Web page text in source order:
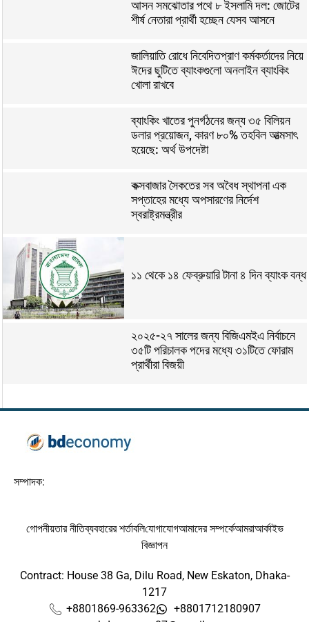
আসন সমঝোতার পথে ৮ ইসলামি দল: জোটের
শীর্ষ নেতারা প্রার্থী হচ্ছেন যেসব আসনে
জালিয়াতি রোধে নিবেদিতপ্রাণ কর্মকর্তাদের নিয়ে
ঈদের ছুটিতে ব্যাংকগুলো অনলাইন ব্যাংকিং
খোলা রাখবে
ব্যাংকিং খাতের পুনর্গঠনের জন্য ৩৫ বিলিয়ন
ডলার প্রয়োজন, কারণ ৮০% তহবিল আত্মসাৎ
হয়েছে: অর্থ উপদেষ্টা
কক্সবাজার সৈকতের সব অবৈধ স্থাপনা এক
সপ্তাহের মধ্যে অপসারণের নির্দেশ
স্বরাষ্ট্রমন্ত্রীর
১১ থেকে ১৪ ফেব্রুয়ারি টানা ৪ দিন ব্যাংক বন্ধ
২০২৫-২৭ সালের জন্য বিজিএমইএ নির্বাচনে
৩৫টি পরিচালক পদের মধ্যে ৩১টিতে ফোরাম
প্রার্থীরা বিজয়ী
সম্পাদক:
গোপনীয়তার নীতিব্যবহারের শর্তাবলিযোগাযোগআমাদের সম্পর্কেআমরাআর্কাইভ
বিজ্ঞাপন
Contract: House 38 Ga, Dilu Road, New Eskaton, Dhaka-
1217
+8801869-963362
+8801712180907